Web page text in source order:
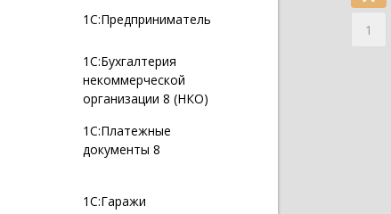
1С:Предприниматель
1С:Бухгалтерия
некоммерческой
организации 8 (НКО)
1С:Платежные
документы 8
1С:Гаражи
1